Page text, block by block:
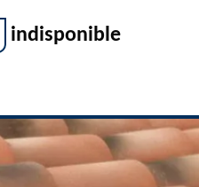
indisponible